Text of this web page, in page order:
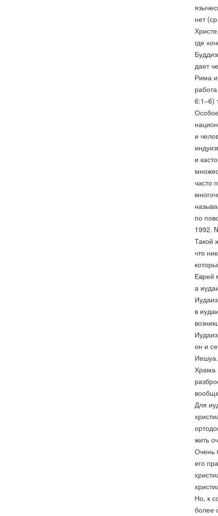
нет
где
дает
Рима и
6:1–6)
и
и
часто
по
1992.
Такой
что
Еврей
а
в
он и
Иешуа.
Храма
Для
жить
Очень
его
Но, к
более